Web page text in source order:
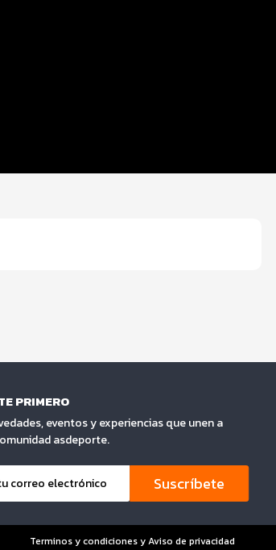
PRIMERO
eventos y experiencias que unen a
asdeporte.
Suscríbete
Terminos y condiciones y Aviso de privacidad